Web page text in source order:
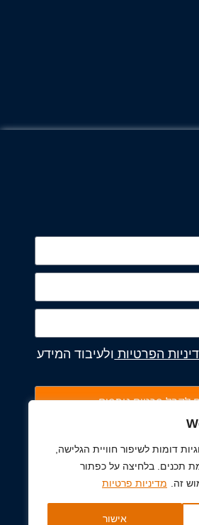
דומות לשיפור חוויית הגלישה,
תכנים. בלחיצה על כפתור
זה.
מדיניות פרטיות
אישור
הפרטיות ולעיבוד המידע
לקבל פרטים נוספים
לטיפול בפנייה. מסירתו אינה
להשיב. המידע לא יועבר